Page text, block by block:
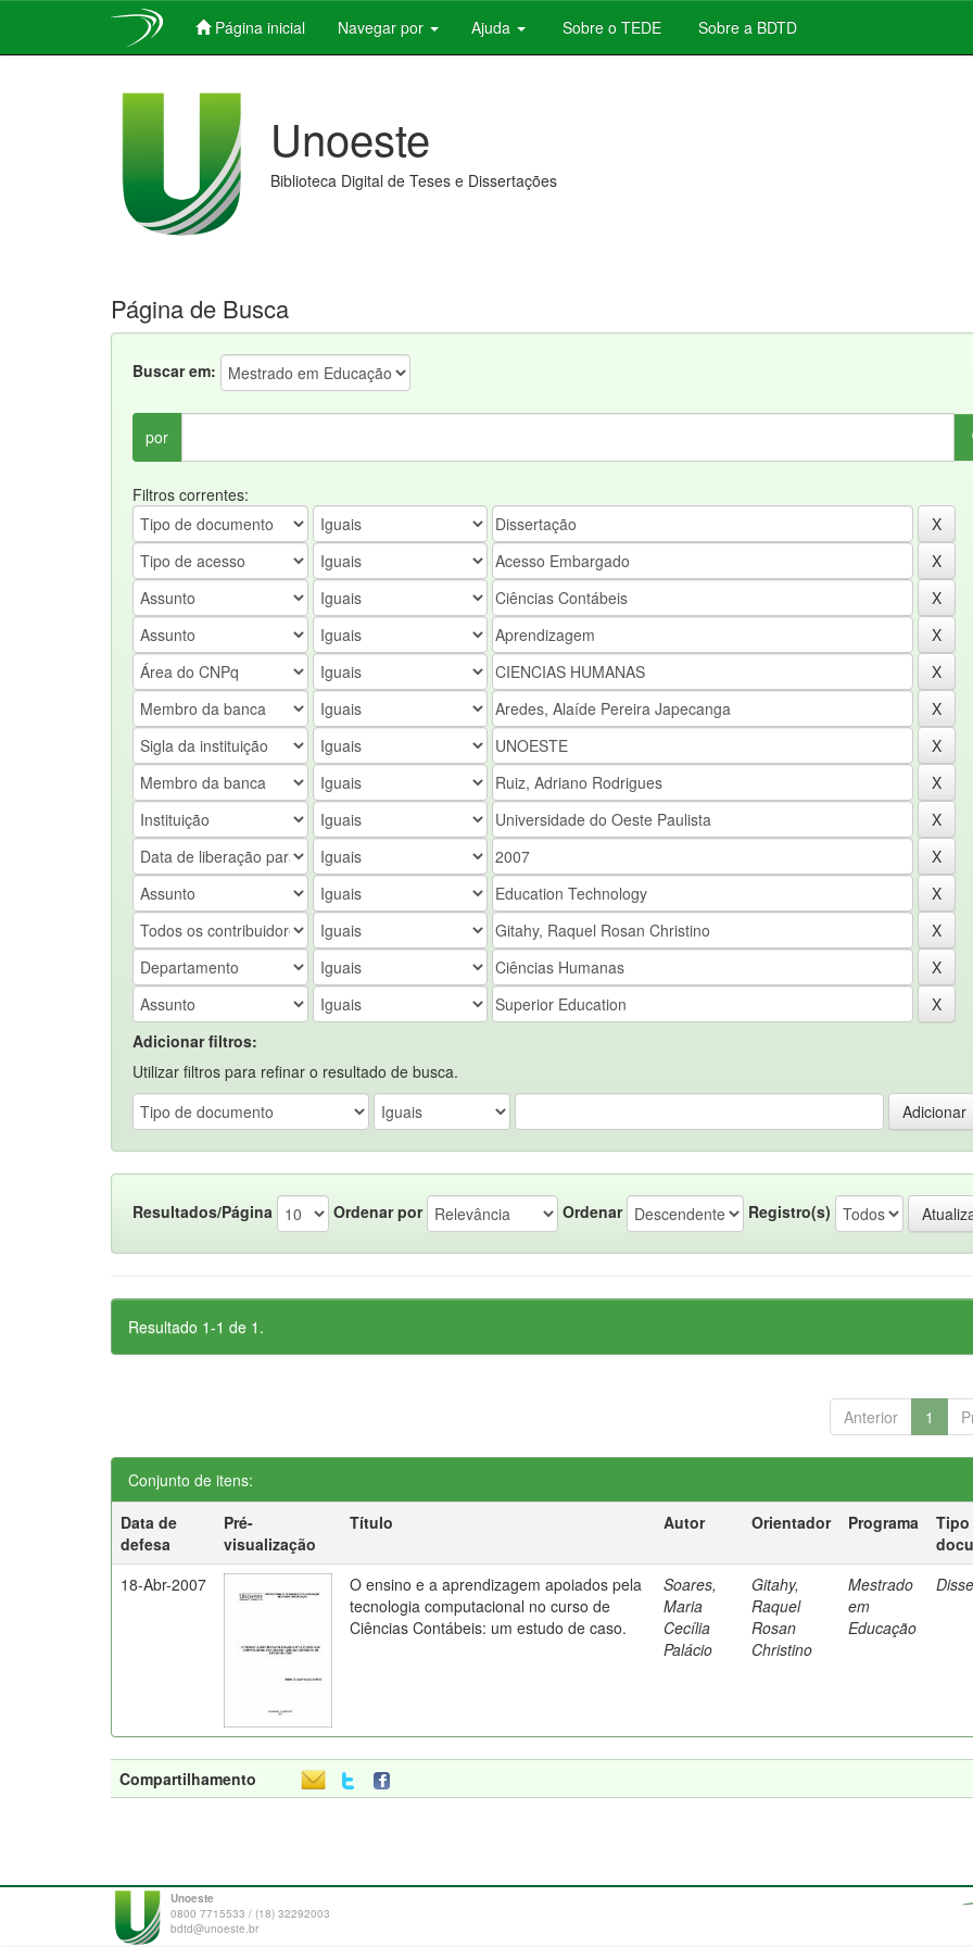
Página inicial Navegar por Ajuda Sobre o TEDE Sobre a BDTD
Unoeste
Biblioteca Digital de Teses e Dissertações
Página de Busca
Buscar em:
por
Filtros correntes:
Adicionar filtros:
Utilizar filtros para refinar o resultado de busca.
Resultados/Página Ordenar por Ordenar Registro(s)
Resultado 1-1 de 1.
Anterior 1
Conjunto de itens:
Data de
defesa
Pré-
visualização
Título Autor Orientador Programa
Tipo
18-Abr-2007
O ensino e a aprendizagem apoiados pela
tecnologia computacional no curso de
Ciências Contábeis: um estudo de caso.
Soares,
Maria
Cecília
Palácio
Gitahy,
Raquel
Rosan
Christino
Mestrado
em
Educação
Compartilhamento
Unoeste
0800 7715533 / (18) 32292003
bdtd@unoeste.br